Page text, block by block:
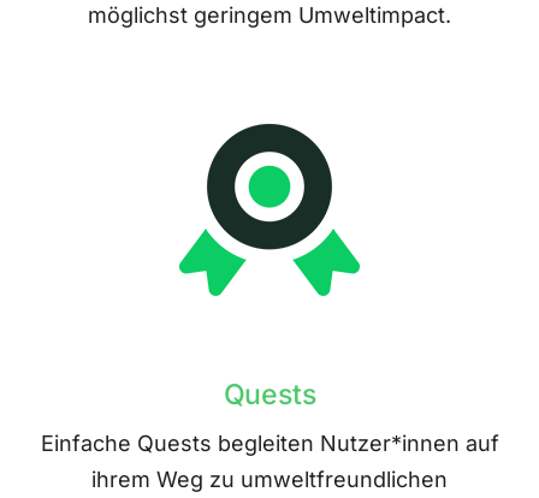
möglichst geringem Umweltimpact.
Quests
Einfache Quests begleiten Nutzer*innen auf
ihrem Weg zu umweltfreundlichen